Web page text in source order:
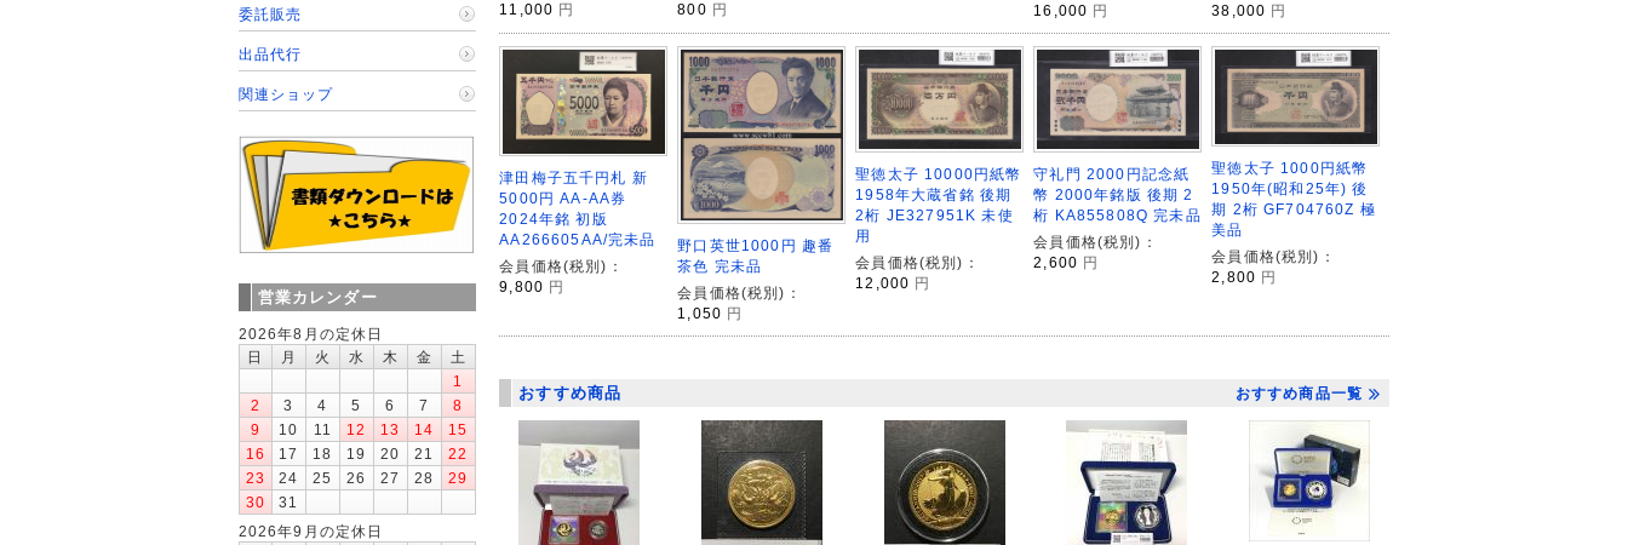
11,000 円
800 円
16,000 円
38,000 円
津田梅子五千円札 新
5000円 AA-AA券
2024年銘 初版
AA266605AA/完未品
会員価格(税別)：
9,800 円
野口英世1000円 趣番
茶色 完未品
会員価格(税別)：
1,050 円
聖徳太子 10000円紙幣
1958年大蔵省銘 後期
2桁 JE327951K 未使
用
会員価格(税別)：
12,000 円
守礼門 2000円記念紙
幣 2000年銘版 後期 2
桁 KA855808Q 完未品
会員価格(税別)：
2,600 円
聖徳太子 1000円紙幣
1950年(昭和25年) 後
期 2桁 GF704760Z 極
美品
会員価格(税別)：
2,800 円
おすすめ商品 おすすめ商品一覧
委託販売
出品代行
関連ショップ
営業カレンダー
2026年8月の定休日
日
月 火 水 木 金
土
1
2
3 4 5 6 7
8
9
10 11 12 13 14
15
16
17 18 19 20 21
22
23
24 25 26 27 28
29
30
31
2026年9月の定休日